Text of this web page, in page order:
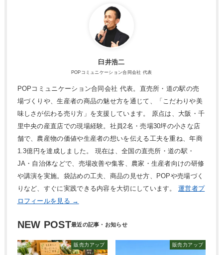
臼井浩二
POPコミュニケーション合同会社 代表
POPコミュニケーション合同会社 代表。直売所・道の駅の売
場づくりや、生産者の商品の魅せ方を通じて、「こだわりや美
味しさが伝わる売り方」を支援しています。 原点は、大阪・千
里中央の産直店での現場経験。社員2名・売場30坪の小さな店
舗で、農産物の価値や生産者の想いを伝える工夫を重ね、年商
1.3億円を達成しました。 現在は、全国の直売所・道の駅・
JA・自治体などで、売場改善や集客、農家・生産者向けの研修
や講演を実施。袋詰めの工夫、商品の見せ方、POPや売場づく
りなど、すぐに実践できる内容を大切にしています。運営者プ
ロフィールを見る →
NEW POST
販売力アップ 販売力アップ